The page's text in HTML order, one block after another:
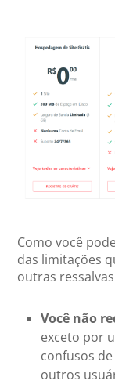
Como você
das limitações
outras
Você não
exceto por
confusos
outros